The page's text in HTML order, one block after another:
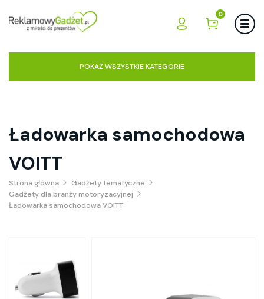
0
POKAŻ WSZYSTKIE KATEGORIE
Ładowarka samochodowa
VOITT
Strona główna
Gadżety tematyczne
Gadżety dla branży motoryzacyjnej
Ładowarka samochodowa VOITT